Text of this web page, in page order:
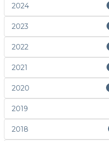
2024
2023
2022
2021
2020
2019
2018